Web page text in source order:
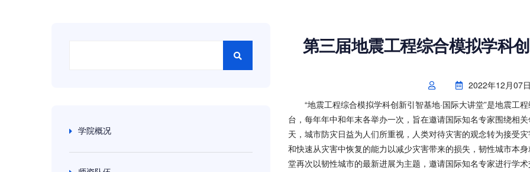
学院概况
第三届地震工程综合模拟学科
2022年12月07
“地震工程综合模拟学科创新引智基地·国际大讲堂”是地震工
台，每年年中和年末各举办一次，旨在邀请国际知名专家围绕相
天，城市防灾日益为人们所重视，人类对待灾害的观念转为接受
和快速从灾害中恢复的能力以减少灾害带来的损失，韧性城市本
堂再次以韧性城市的最新进展为主题，邀请国际知名专家进行学